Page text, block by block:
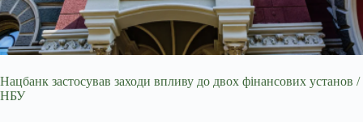
Нацбанк застосував заходи впливу до двох фінансових установ /
НБУ